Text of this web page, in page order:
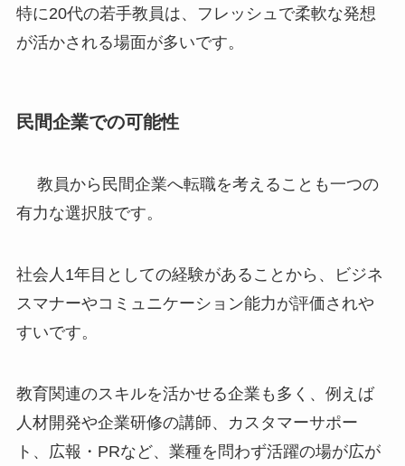
特に20代の若手教員は、フレッシュで柔軟な発想
が活かされる場面が多いです。
民間企業での可能性
教員から民間企業へ転職を考えることも一つの
有力な選択肢です。
社会人1年目としての経験があることから、ビジネ
スマナーやコミュニケーション能力が評価されや
すいです。
教育関連のスキルを活かせる企業も多く、例えば
人材開発や企業研修の講師、カスタマーサポー
ト、広報・PRなど、業種を問わず活躍の場が広が